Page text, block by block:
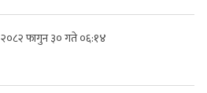
२०८२ फागुन ३० गते ०६:१४